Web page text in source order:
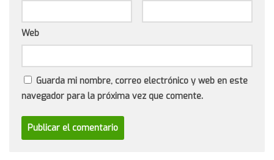
Web
Guarda mi nombre, correo electrónico y web en este
navegador para la próxima vez que comente.